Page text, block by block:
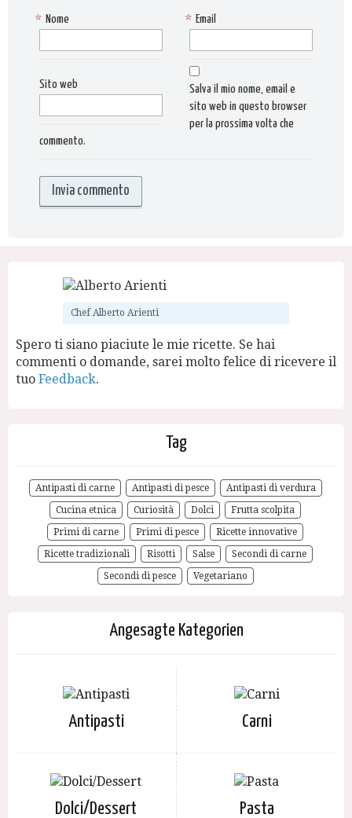
Nome
* Email
*
Sito web
Salva il mio nome, email e
sito web in questo browser
per la prossima volta che
commento.
Chef Alberto Arienti
Spero ti siano piaciute le mie ricette. Se hai
commenti o domande, sarei molto felice di ricevere il
tuo Feedback.
Tag
Antipasti di carne Antipasti di pesce
Antipasti di verdura
Cucina etnica
Curiosità Dolci
Frutta scolpita
Primi di carne
Primi di pesce
Ricette innovative
Ricette tradizionali
Risotti Salse
Secondi di carne
Secondi di pesce
Vegetariano
Angesagte Kategorien
Antipasti Carni
Dolci/Dessert Pasta